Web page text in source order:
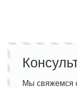
Мы свяжемся